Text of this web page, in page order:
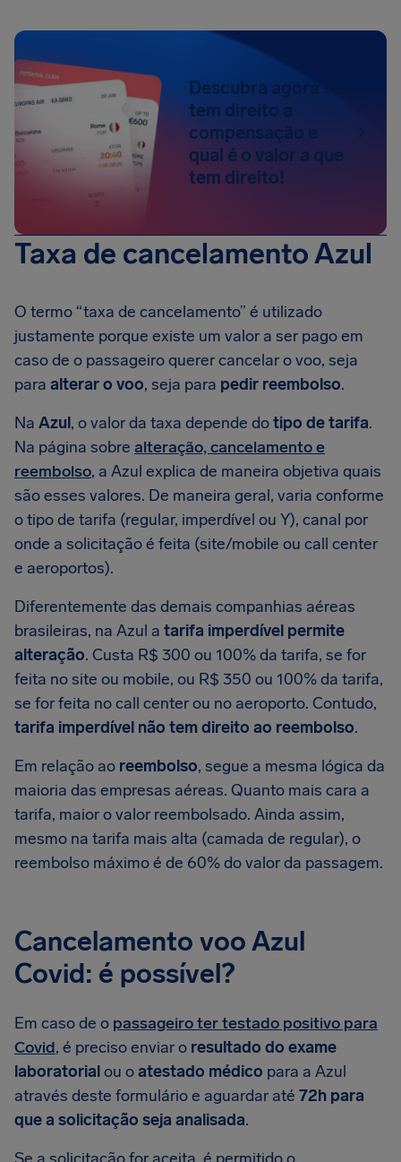
Descubra agora se
tem direito a
compensação e
qual é o valor a que
tem direito!
Taxa de cancelamento Azul
O termo “taxa de cancelamento” é utilizado
justamente porque existe um valor a ser pago em
caso de o passageiro querer cancelar o voo, seja
para alterar o voo, seja para pedir reembolso.
Na Azul, o valor da taxa depende dotipo de tarifa.
Na página sobre alteração, cancelamento e
reembolso, a Azul explica de maneira objetiva quais
são esses valores. De maneira geral, varia conforme
o tipo de tarifa (regular, imperdível ou Y), canal por
onde a solicitação é feita (site/mobile ou call center
e aeroportos).
Diferentemente das demais companhias aéreas
brasileiras, na Azul a tarifa imperdível permite
alteração. Custa R$ 300 ou 100% da tarifa, se for
feita no site ou mobile, ou R$ 350 ou 100% da tarifa,
se for feita no call center ou no aeroporto. Contudo,
tarifa imperdível não tem direito ao reembolso.
Em relação ao reembolso, segue a mesma lógica da
maioria das empresas aéreas. Quanto mais cara a
tarifa, maior o valor reembolsado. Ainda assim,
mesmo na tarifa mais alta (camada de regular), o
reembolso máximo é de 60% do valor da passagem.
Cancelamento voo Azul
Covid: é possível?
Em caso de o passageiro ter testado positivo para
Covid, é preciso enviar o resultado do exame
laboratorialou oatestado médico para a Azul
através deste formulário e aguardar até 72h para
que a solicitação seja analisada.